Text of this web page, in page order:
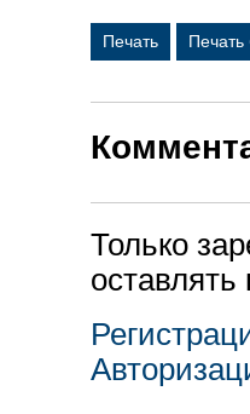
Печать Печать
Только